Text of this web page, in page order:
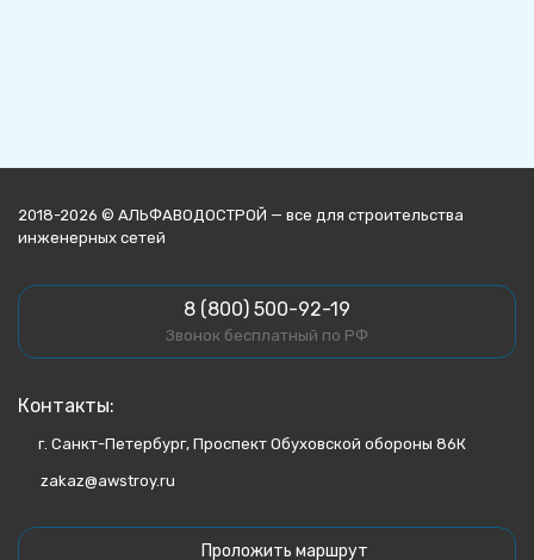
2018-2026 © АЛЬФАВОДОСТРОЙ — все для строительства
инженерных сетей
8 (800) 500-92-19
Звонок бесплатный по РФ
Контакты:
г. Санкт-Петербург, Проспект Обуховской обороны 86К
zakaz@awstroy.ru
Проложить маршрут